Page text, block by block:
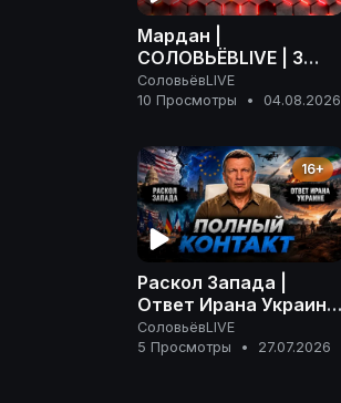
Мардан |
СОЛОВЬЁВLIVE | 3
августа 2026 года
СоловьёвLIVE
10 Просмотры
• 04.08.2026
16+
Раскол Запада |
Ответ Ирана Украине
| На грани эскалации
| Полный контакт | 27
СоловьёвLIVE
5 Просмотры
• 27.07.2026